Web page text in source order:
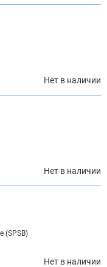
Нет в наличии
Нет в наличии
(SPSB)
Нет в наличии